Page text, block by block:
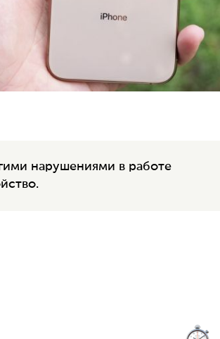
нарушениями в работе